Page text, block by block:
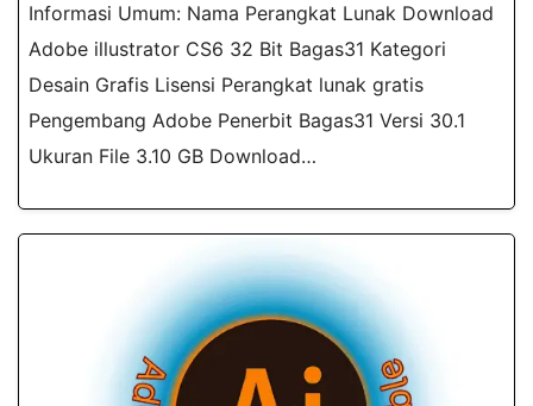
Informasi Umum: Nama Perangkat Lunak Download
Adobe illustrator CS6 32 Bit Bagas31​ Kategori
Desain Grafis Lisensi Perangkat lunak gratis
Pengembang Adobe Penerbit Bagas31 Versi 30.1
Ukuran File 3.10 GB Download…